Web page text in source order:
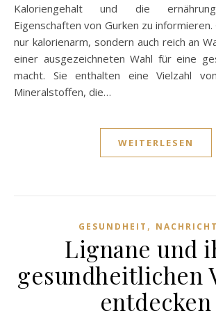
Kaloriengehalt und die
Eigenschaften von Gurken zu
nur kalorienarm, sondern auch reich an
einer ausgezeichneten Wahl für eine
macht. Sie enthalten eine Vielzahl
Mineralstoffen, die…
WEITERLESEN
GESUNDHEIT ,
Lignane und
gesundheitlichen
entdecken